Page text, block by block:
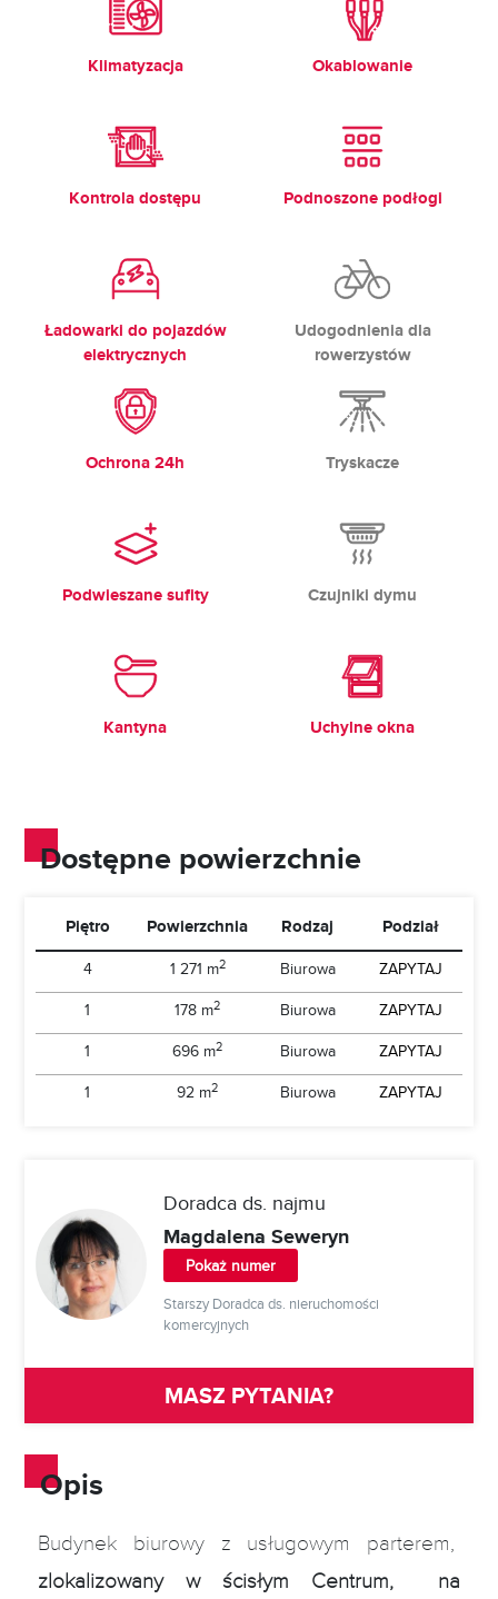
Klimatyzacja Okablowanie
Kontrola dostępu Podnoszone podłogi
Ładowarki do pojazdów
elektrycznych
Udogodnienia dla
rowerzystów
Ochrona 24h Tryskacze
Podwieszane sufity Czujniki dymu
Kantyna Uchylne okna
Dostępne powierzchnie
Piętro Powierzchnia Rodzaj Podział
4 1 271 m2 Biurowa
ZAPYTAJ
1
178 m2 Biurowa
ZAPYTAJ
1
696 m2 Biurowa
ZAPYTAJ
1
92 m2 Biurowa ZAPYTAJ
Doradca ds. najmu
Magdalena Seweryn
Pokaż numer
Starszy Doradca ds. nieruchomości
komercyjnych
MASZ PYTANIA?
Opis
Budynek biurowy z usługowym parterem,
zlokalizowany w ścisłym Centrum, na